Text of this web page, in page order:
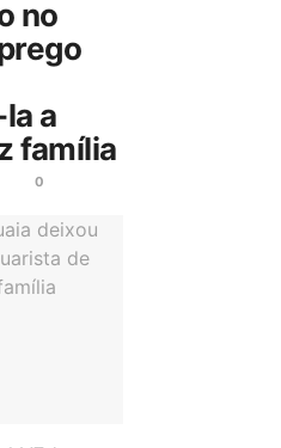
no
a
família
0